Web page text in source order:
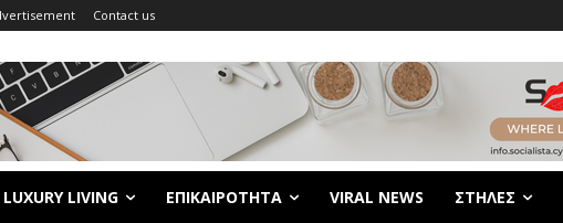
Contact us
LUXURY LIVING ΕΠΙΚΑΙΡΟΤΗΤΑ VIRAL NEWS ΣΤΗΛΕΣ